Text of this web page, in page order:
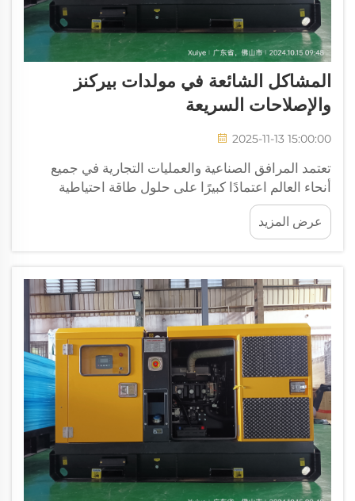
المشاكل الشائعة في مولدات بيركنز
والإصلاحات السريعة
2025-11-13 15:00:00
تعتمد المرافق الصناعية والعمليات التجارية في جميع
أنحاء العالم اعتمادًا كبيرًا على حلول طاقة احتياطية
موثوقة للحفاظ على العمليات الحيوية أثناء انقطاع التيار.
ومن بين الأسماء الأكثر ثقة في صناعة المولدات، أثبتت
محركات بيركنز جدارتها كمصدر موثوق لتوليد الطاقة في
عرض المزيد